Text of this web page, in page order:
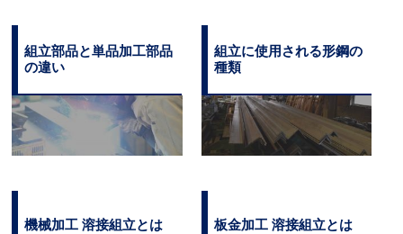
組立部品と単品加工部品
の違い
組立に使用される形鋼の
種類
機械加工 溶接組立とは 板金加工 溶接組立とは